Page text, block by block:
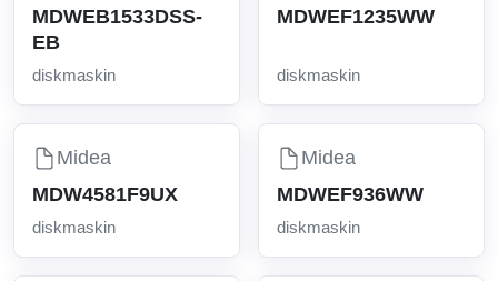
MDWEB1533DSS-
EB
diskmaskin
MDWEF1235WW
diskmaskin
Midea
MDW4581F9UX
diskmaskin
Midea
MDWEF936WW
diskmaskin